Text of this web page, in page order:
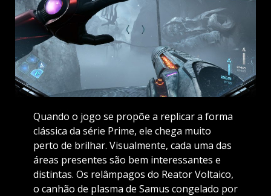
Quando o jogo se propõe a replicar a forma
clássica da série Prime, ele chega muito
perto de brilhar. Visualmente, cada uma das
áreas presentes são bem interessantes e
distintas. Os relâmpagos do Reator Voltaico,
o canhão de plasma de Samus congelado por